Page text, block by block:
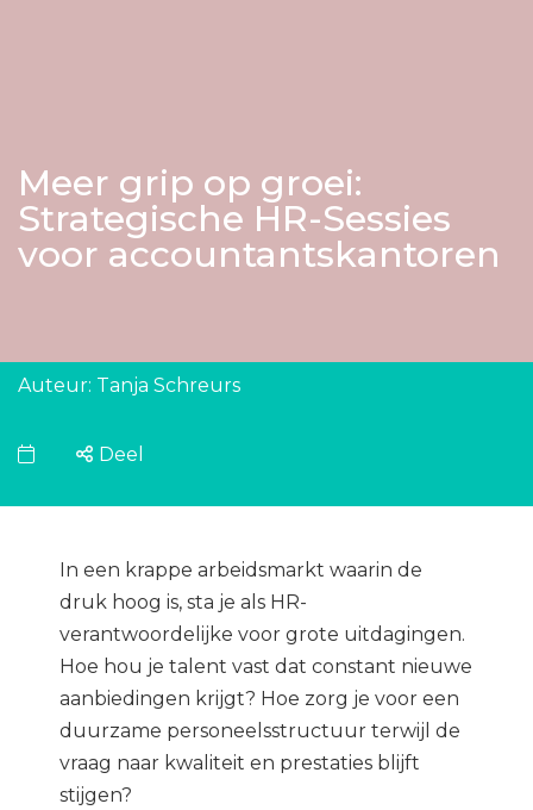
Meer grip op groei:
Strategische HR-Sessies
voor accountantskantoren
Auteur: Tanja Schreurs
Deel
In een krappe arbeidsmarkt waarin de
druk hoog is, sta je als HR-
verantwoordelijke voor grote uitdagingen.
Hoe hou je talent vast dat constant nieuwe
aanbiedingen krijgt? Hoe zorg je voor een
duurzame personeelsstructuur terwijl de
vraag naar kwaliteit en prestaties blijft
stijgen?